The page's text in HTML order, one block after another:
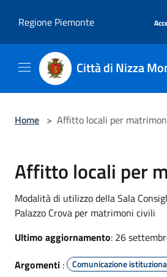
Regione Piemonte
Città di Nizza
Home > Affitto locali per
Affitto locali per
Modalità di utilizzo della Sala
Palazzo Crova per matrimoni civili
Ultimo aggiornamento: 26
Argomenti : Comunicazione